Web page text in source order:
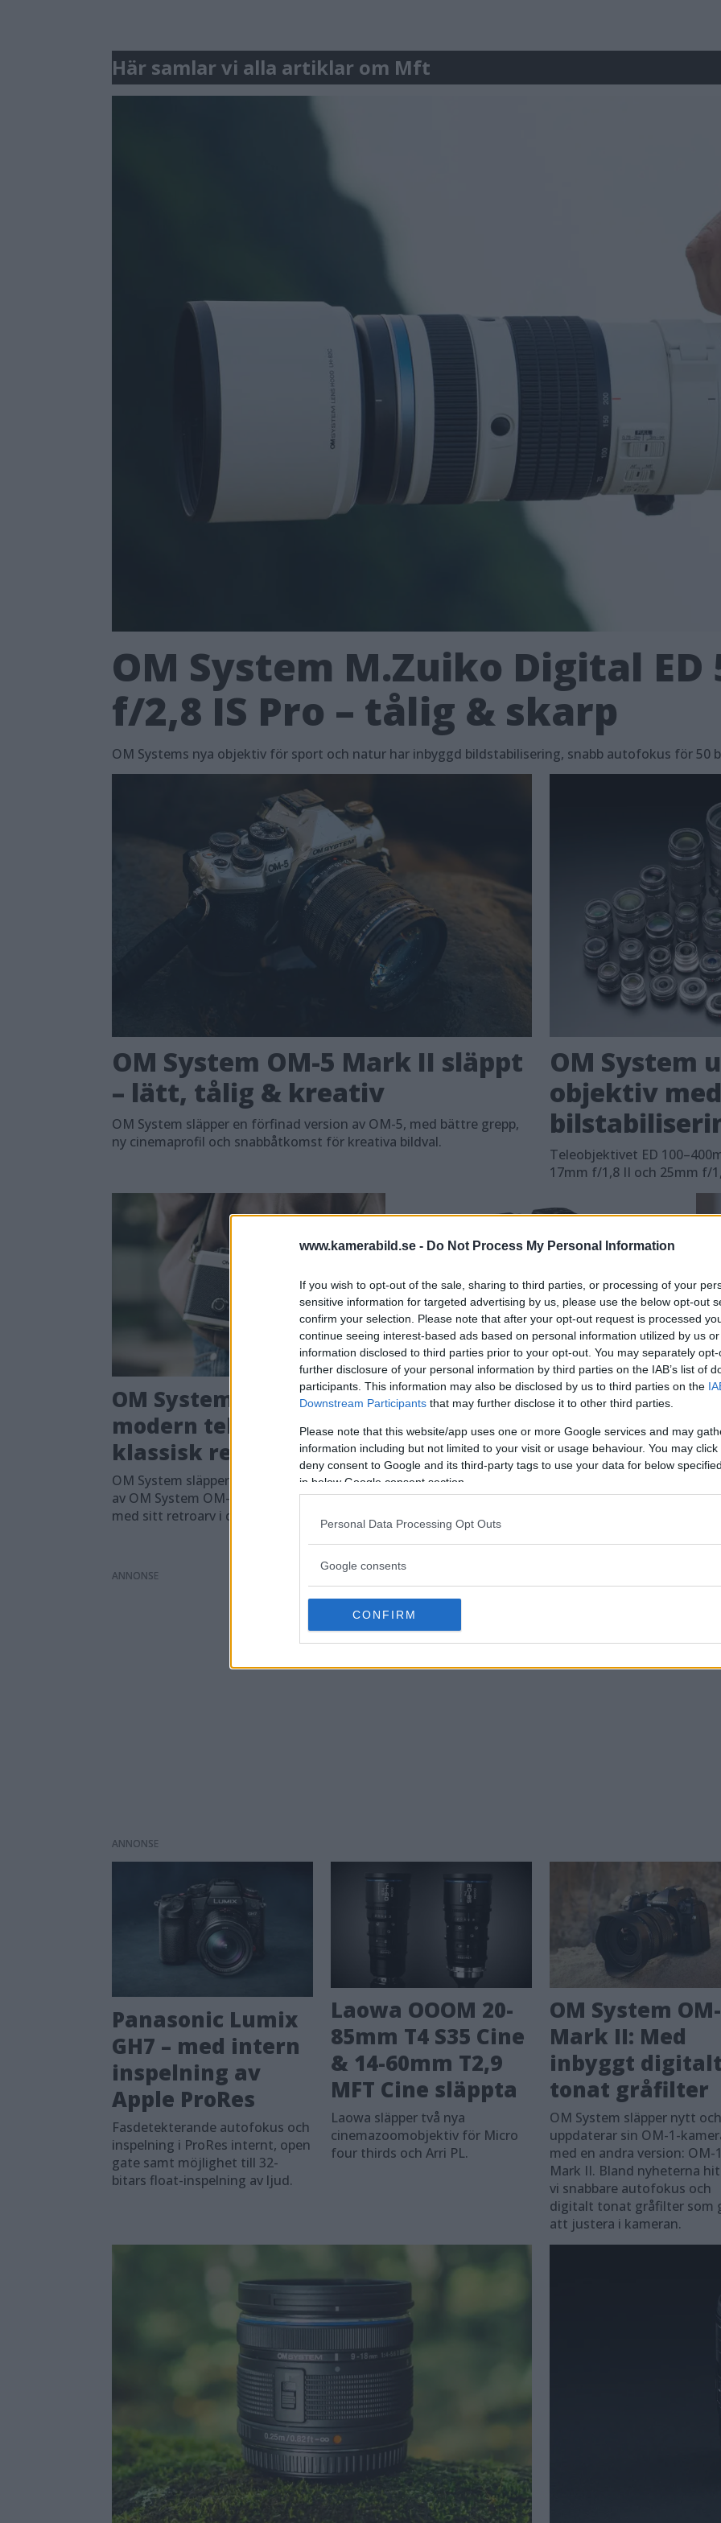
www.kamerabild.se - Do Not Process My Personal Information
If you wish to opt-out of the sale, sharing to third parties, or processing of your
sensitive information for targeted advertising by us, please use the below opt-out
confirm your selection. Please note that after your opt-out request is processed
continue seeing interest-based ads based on personal information utilized by us
information disclosed to third parties prior to your opt-out. You may separately
further disclosure of your personal information by third parties on the IAB’s list of
participants. This information may also be disclosed by us to third parties on the
Downstream Participants that may further disclose it to other third parties.
Please note that this website/app uses one or more Google services and may
information including but not limited to your visit or usage behaviour. You may
deny consent to Google and its third-party tags to use your data for below
in below Google consent section.
Personal Data Processing Opt Outs
Google consents
CONFIRM
Här samlar vi alla artiklar om Mft
OM System M.Zuiko Digital ED
f/2,8 IS Pro – tålig & skarp
OM Systems nya objektiv för sport och natur har inbyggd bildstabilisering, snabb autofokus för 50
OM System OM-5 Mark II släppt
– lätt, tålig & kreativ
OM System släpper en förfinad version av OM-5, med bättre grepp,
ny cinemaprofil och snabbåtkomst för kreativa bildval.
OM System
objektiv
Teleobjektivet ED
17mm f/1,8 II och 25mm f/
OM System OM-3 –
modern teknik med
klassisk retrodesign
OM System släpper en uppdaterad version
av OM System OM-1 Mark II – och flörtar
med sitt retroarv i design och hantering.
Panasonic AW-UB10 &
AW-UB50: Nya
cinemakameror i
boxmodell
Den kompakta kub-designen är inte större
stöd för flera avancerade cinema-
funktioner.
ANNONS
ANNONS
Panasonic Lumix
GH7 – med intern
inspelning av
Apple ProRes
Fasdetekterande autofokus och
inspelning i ProRes internt, open
gate samt möjlighet till 32-
bitars float-inspelning av ljud.
Laowa OOOM 20-
85mm T4 S35 Cine
& 14-60mm T2,9
MFT Cine släppta
Laowa släpper två nya
cinemazoomobjektiv för Micro
four thirds och Arri PL.
OM System
Mark II: Med
inbyggt digitalt
tonat gråfilter
OM System släpper nytt och
uppdaterar sin OM-1-
med en andra version: OM-1
Mark II. Bland nyheterna
vi snabbare autofokus och
digitalt tonat gråfilter som
att justera i kameran.